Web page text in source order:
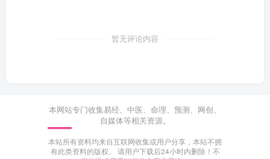
暂无评论内容
本网站专门收集易经、中医、命理、预测、网创、
自媒体等相关资源。
本站所有资料均来自互联网收集或用户分享，本站不拥
有此类资料的版权。 请用户下载后24小时内删除！不